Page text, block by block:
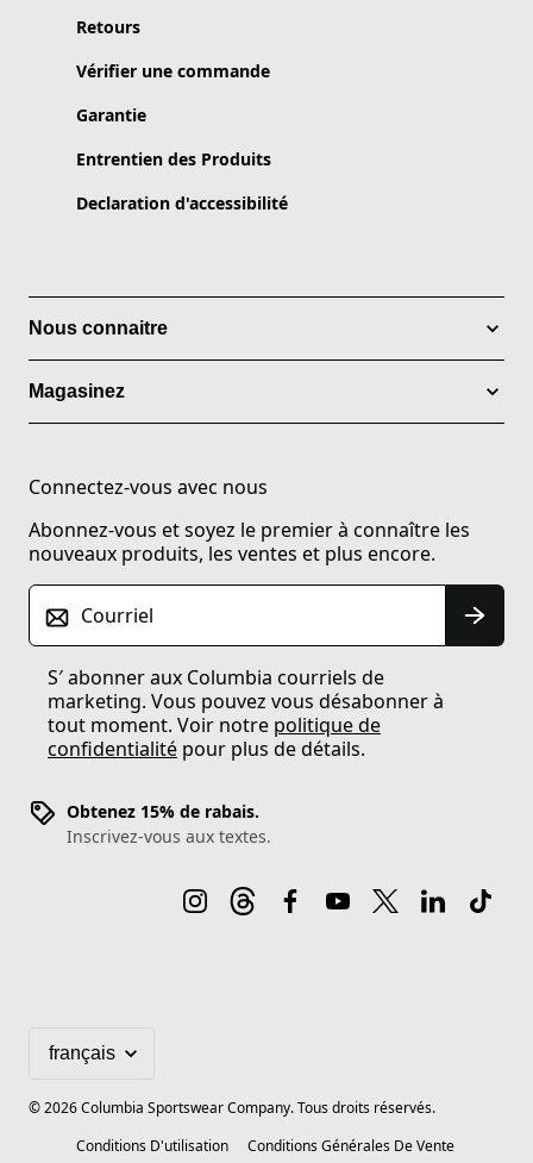
Retours
Vérifier une commande
Garantie
Entrentien des Produits
Declaration d'accessibilité
Nous connaitre
Magasinez
Connectez-vous avec nous
Abonnez-vous et soyez le premier à connaître les
nouveaux produits, les ventes et plus encore.
Courriel
S′ abonner aux Columbia courriels de
marketing. Vous pouvez vous désabonner à
tout moment. Voir notre politique de
confidentialité pour plus de détails.
Obtenez 15% de rabais.
Inscrivez-vous aux textes.
©2026Columbia Sportswear Company. Tous droits réservés.
Conditions D'utilisation
Conditions Générales De Vente